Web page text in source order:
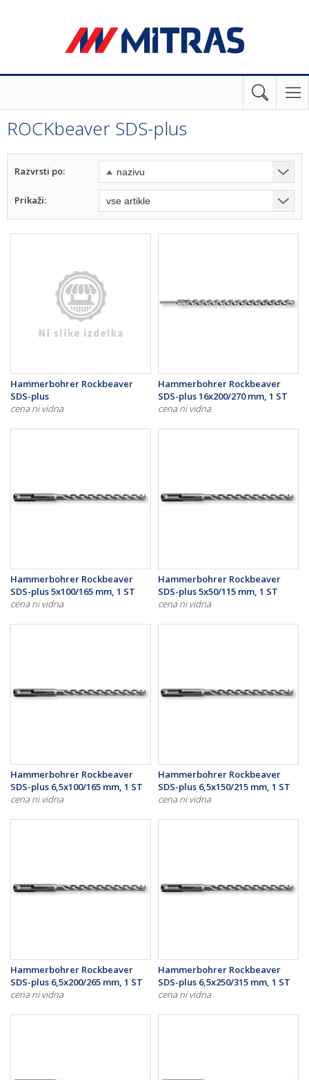
ROCKbeaver SDS-plus
Razvrsti po:
Prikaži:
Hammerbohrer Rockbeaver
SDS-plus
cena ni vidna
Hammerbohrer Rockbeaver
SDS-plus 16x200/270 mm, 1 ST
cena ni vidna
Hammerbohrer Rockbeaver
SDS-plus 5x100/165 mm, 1 ST
cena ni vidna
Hammerbohrer Rockbeaver
SDS-plus 5x50/115 mm, 1 ST
cena ni vidna
Hammerbohrer Rockbeaver
SDS-plus 6,5x100/165 mm, 1 ST
cena ni vidna
Hammerbohrer Rockbeaver
SDS-plus 6,5x150/215 mm, 1 ST
cena ni vidna
Hammerbohrer Rockbeaver
SDS-plus 6,5x200/265 mm, 1 ST
cena ni vidna
Hammerbohrer Rockbeaver
SDS-plus 6,5x250/315 mm, 1 ST
cena ni vidna